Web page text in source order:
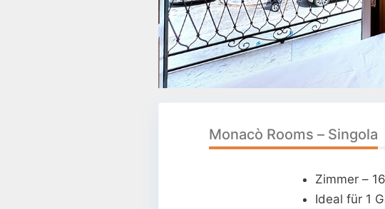
Monacò Rooms – Singola
Zimmer –
Ideal für 1